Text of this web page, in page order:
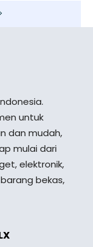
untuk
dan mudah,
mulai dari
elektronik,
bekas,